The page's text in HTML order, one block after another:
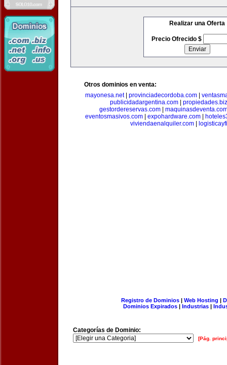
Realizar una Oferta
Precio Ofrecido $
Otros dominios en venta:
mayonesa.net| provinciadecordoba.com
publicidadargentina.com| propiedades.biz
gestordereservas.com|
eventosmasivos.com
expohardware.com
viviendaenalquiler.com
Registro de Dominios| Web Hosting |
Dominios Expirados | Industrias |
Categorías de Dominio:
[Pág.